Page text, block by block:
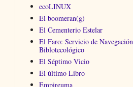
ecoLINUX
El boomeran(g)
El Cementerio Estelar
El Faro: Servicio de Navegación
Biblotecológico
El Séptimo Vicio
El último Libro
Empireuma